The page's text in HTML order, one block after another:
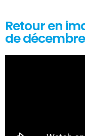
Retour en
de